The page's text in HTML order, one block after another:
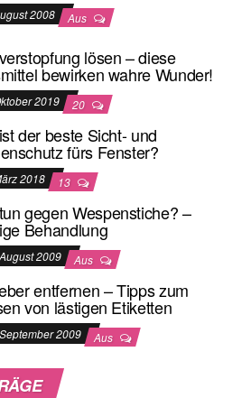
2008 Aus
lösen – diese
bewirken wahre Wunder!
2019 20
der beste Sicht- und
fürs Fenster?
2018 13
gegen Wespenstiche? –
Behandlung
2009 Aus
entfernen – Tipps zum
von lästigen Etiketten
2009 Aus